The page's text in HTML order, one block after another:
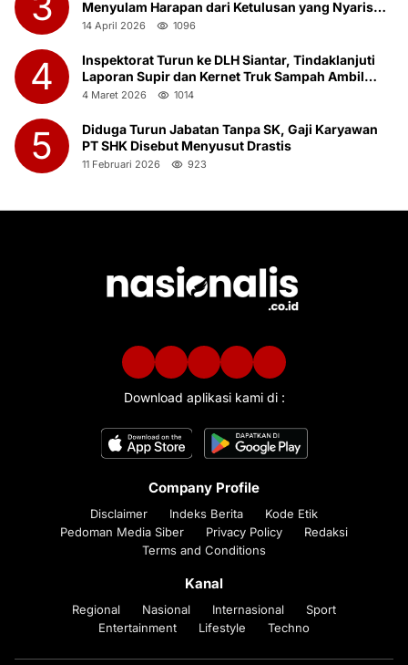
Menyulam Harapan dari Ketulusan yang Nyaris
Terlupakan
14 April 2026 1096
4
Inspektorat Turun ke DLH Siantar, Tindaklanjuti
Laporan Supir dan Kernet Truk Sampah Ambil
Botot Saat Jam Kerja
4 Maret 2026 1014
5
Diduga Turun Jabatan Tanpa SK, Gaji Karyawan
PT SHK Disebut Menyusut Drastis
11 Februari 2026 923
Download aplikasi kami di :
Company Profile
Disclaimer Indeks Berita
Kode Etik
Pedoman Media Siber
Privacy Policy
Redaksi
Terms and Conditions
Kanal
Regional Nasional Internasional
Sport
Entertainment
Lifestyle Techno